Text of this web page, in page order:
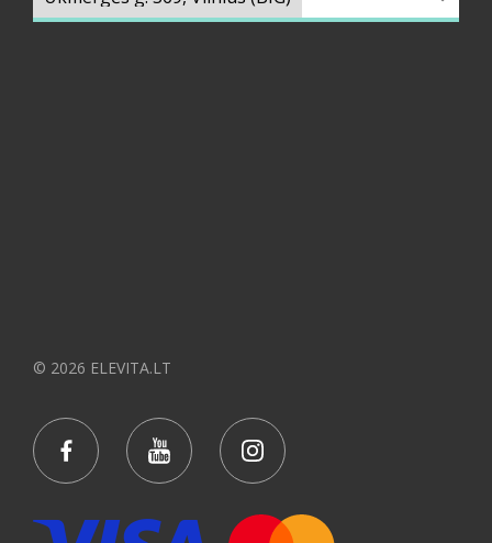
© 2026 ELEVITA.LT